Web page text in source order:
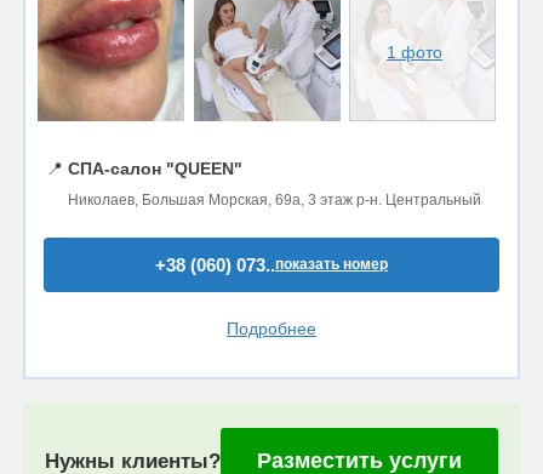
1 фото
📍 СПА-салон "QUEEN"
Николаев, Большая Морская, 69а, 3 этаж р-н. Центральный
+38 (060) 073..показать номер
Подробнее
Нужны клиенты? Разместить услуги